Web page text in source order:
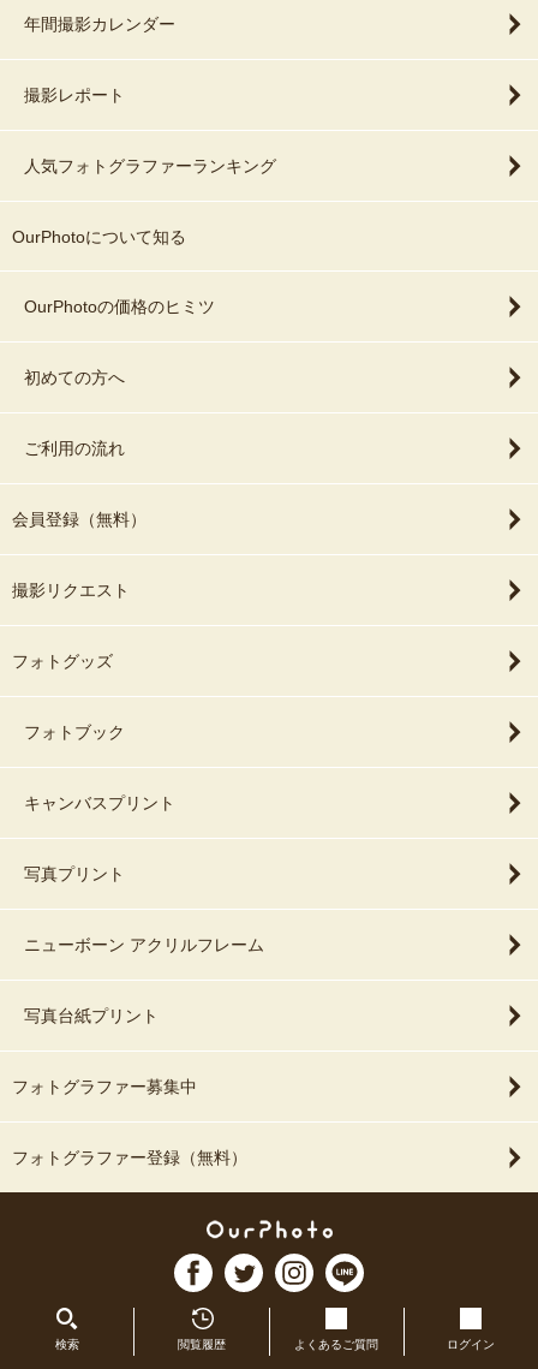
●双子さんスタンダードプラン●
3枠約3時間でのご予約
(税込平日66,000円、土日祝79,200円)
パターンのバリエーションを付けて撮影致します。
・ご家族撮影、兄弟姉妹撮影も撮影可能。
●ナチュラルニューボーンフォトプラン●
いつものお洋服で、ご自宅での自然な雰囲気を残したい方。
ご家族との思い出に、産まれたての可愛さを撮影致します。
撮影シーン例：授乳、ミルク、おむつ替え、沐浴、ご家族との生活
シーン、全力泣き顔、など
通常のレタッチ済みデータ60〜70枚程度の納品です。
●プレミアムプラン以外で生花の撮影をご希望の方は、生花代もしく
はお客様にてご準備お願い致します。
●裸のポージングは3枠から受け付けます。（双子さんは受け付けて
おりません🙇‍♀️）
●エリア外へは2枠のスタンダードプランから受け付けております
が、遠方長距離の場合は３枠からのエリアもございますので先にお
●2枠＝金額は2倍です。3枠＝3倍です。
その他お気軽にご相談くださいませ(^ ^)
ここまでお読みいただきありがとうございます。
●お宮参りをご希望の方は↓
・撮影場所（決定後にご連絡ください）
以上をコピペ後、まずは【チャットする】ボタンからお問い合わせ
●神社様で行う撮影の場合は、
年間撮影カレンダー
撮影レポート
人気フォトグラファーランキング
OurPhotoについて知る
OurPhotoの価格のヒミツ
初めての方へ
ご利用の流れ
会員登録（無料）
撮影リクエスト
フォトグッズ
フォトブック
キャンバスプリント
写真プリント
ニューボーン アクリルフレーム
写真台紙プリント
フォトグラファー募集中
フォトグラファー登録（無料）
検索 閲覧履歴 よくあるご質問 ログイン